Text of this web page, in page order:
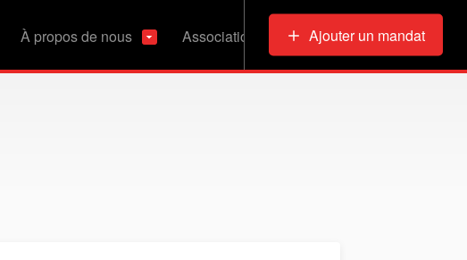
À propos de nous Associations & RefugesAjouter un mandat